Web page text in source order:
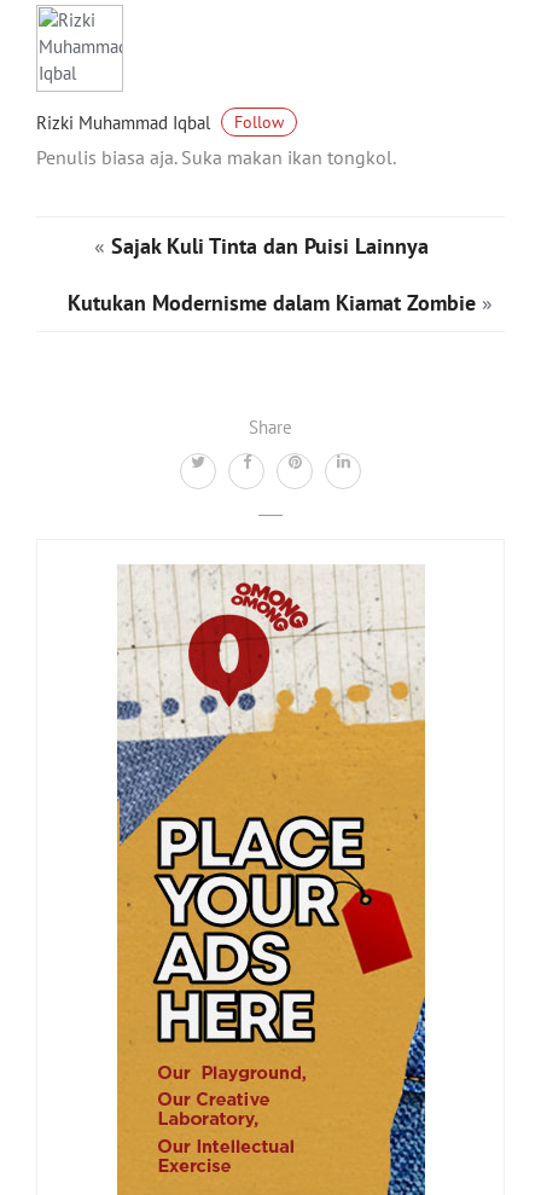
Share
Rizki Muhammad Iqbal Follow
Penulis biasa aja. Suka makan ikan tongkol.
« Sajak Kuli Tinta dan Puisi Lainnya
Kutukan Modernisme dalam Kiamat Zombie»